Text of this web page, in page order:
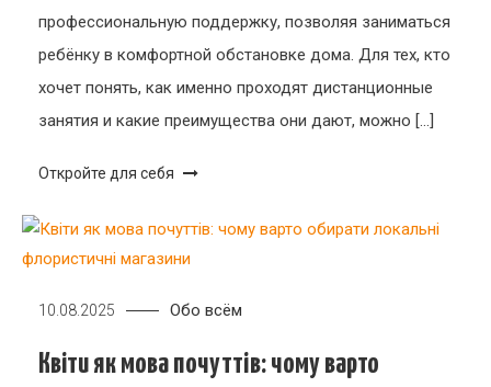
профессиональную поддержку, позволяя заниматься
ребёнку в комфортной обстановке дома. Для тех, кто
хочет понять, как именно проходят дистанционные
занятия и какие преимущества они дают, можно […]
Откройте для себя
10.08.2025 Обо всём
Квіти як мова почуттів: чому варто